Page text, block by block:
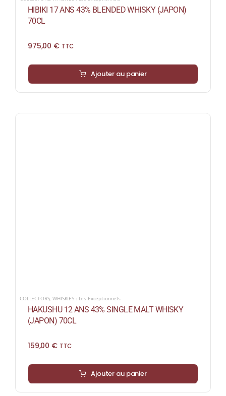
HIBIKI 17 ANS 43% BLENDED WHISKY (JAPON)
70CL
975,00 € TTC
Ajouter au panier
COLLECTORS,WHISKIES : Les Exceptionnels
HAKUSHU 12 ANS 43% SINGLE MALT WHISKY
(JAPON) 70CL
159,00 € TTC
Ajouter au panier